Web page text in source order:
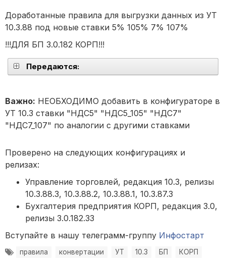
Доработанные правила для выгрузки данных из УТ
10.3.88 под новые ставки 5% 105% 7% 107%
!!!ДЛЯ БП 3.0.182 КОРП!!!
Передаются:
Важно: НЕОБХОДИМО добавить в конфигураторе в
УТ 10.3 ставки "НДС5" "НДС5_105" "НДС7"
"НДС7_107" по аналогии с другими ставками
Проверено на следующих конфигурациях и
релизах:
Управление торговлей, редакция 10.3, релизы
10.3.88.3, 10.3.88.2, 10.3.88.1, 10.3.87.3
Бухгалтерия предприятия КОРП, редакция 3.0,
релизы 3.0.182.33
Вступайте в нашу телеграмм-группу Инфостарт
правила конвертации УТ 10.3 БП
КОРП